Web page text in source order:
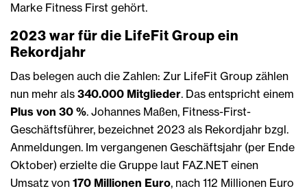
Marke Fitness First gehört.
2023 war für die LifeFit Group ein
Rekordjahr
Das belegen auch die Zahlen: Zur LifeFit Group zählen
nun mehr als 340.000 Mitglieder. Das entspricht einem
Plus von 30 %. Johannes Maßen, Fitness-First-
Geschäftsführer, bezeichnet 2023 als Rekordjahr bzgl.
Anmeldungen. Im vergangenen Geschäftsjahr (per Ende
Oktober) erzielte die Gruppe laut FAZ.NET einen
Umsatz von 170 Millionen Euro, nach 112 Millionen Euro